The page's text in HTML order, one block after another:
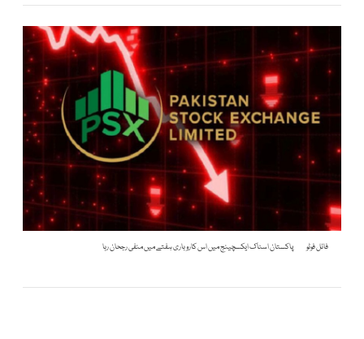
فائل فوٹو پاکستان اسٹاک ایکسچینج میں اس کاروباری ہفتے میں منفی رجحان رہا